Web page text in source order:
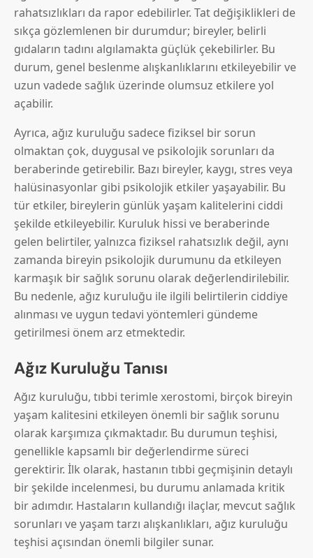
rahatsızlıkları da rapor edebilirler. Tat değişiklikleri de
sıkça gözlemlenen bir durumdur; bireyler, belirli
gıdaların tadını algılamakta güçlük çekebilirler. Bu
durum, genel beslenme alışkanlıklarını etkileyebilir ve
uzun vadede sağlık üzerinde olumsuz etkilere yol
açabilir.
Ayrıca, ağız kuruluğu sadece fiziksel bir sorun
olmaktan çok, duygusal ve psikolojik sorunları da
beraberinde getirebilir. Bazı bireyler, kaygı, stres veya
halüsinasyonlar gibi psikolojik etkiler yaşayabilir. Bu
tür etkiler, bireylerin günlük yaşam kalitelerini ciddi
şekilde etkileyebilir. Kuruluk hissi ve beraberinde
gelen belirtiler, yalnızca fiziksel rahatsızlık değil, aynı
zamanda bireyin psikolojik durumunu da etkileyen
karmaşık bir sağlık sorunu olarak değerlendirilebilir.
Bu nedenle, ağız kuruluğu ile ilgili belirtilerin ciddiye
alınması ve uygun tedavi yöntemleri gündeme
getirilmesi önem arz etmektedir.
Ağız Kuruluğu Tanısı
Ağız kuruluğu, tıbbi terimle xerostomi, birçok bireyin
yaşam kalitesini etkileyen önemli bir sağlık sorunu
olarak karşımıza çıkmaktadır. Bu durumun teşhisi,
genellikle kapsamlı bir değerlendirme süreci
gerektirir. İlk olarak, hastanın tıbbi geçmişinin detaylı
bir şekilde incelenmesi, bu durumu anlamada kritik
bir adımdır. Hastaların kullandığı ilaçlar, mevcut sağlık
sorunları ve yaşam tarzı alışkanlıkları, ağız kuruluğu
teşhisi açısından önemli bilgiler sunar.